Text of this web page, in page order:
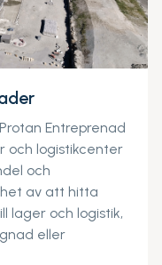
Entreprenad
och logistikcenter
och
av att hitta
lager och logistik,
eller